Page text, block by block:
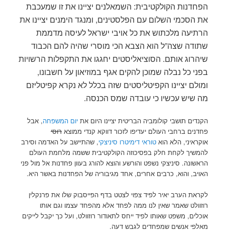
הפחדנות הקולקטיבית: השמאלנים יציינו את זו שמעכבת
את הסכמי השלום עם הפלסטינים, ומנגד הימנים יציינו את
הרתיעה מלכתוש את כל אויבי ישראל לעיסה מדממת
שתודה שצה”ל הוא הצבא הכי מוסרי שהיה להם הכבוד
שיהרוג אותם. הסוציאליסטים יחגגו את התקפלות הרשויות
בפני כל נבלה שמוכן להקים אגף במוזיאון על חשבונו,
ומולם יציינו הקפיטליסטים שזה בכלל לא נקרא קפיטליזם
מה שיש עכשיו כי עובדה שמס הכנסה.
הקנדים תושבי קולומביה הבריטית יציינו היום אתיום המשפחה, אבל
פחדנים ברחבי העולם יעדיפו לזכור דווקא קנדי ממוצארוסי
אוקראיני, הלא הואטוראי דימיטרו סיניצקי, שהתיישב על האדמה וסירב
להמשיך לקחת חלק בפסיכוזה הקולקטיבית ששמה מלחמת העולם
הראשונה. סיניצקי נשפט והורשע והוצא להורג בעוון פחדנות אל מול פני
האויב, והוא, כרבים אחרים, אחד מגיבוריה של הפחדנות באשר היא.
לקראת הערב יאיר לפיד צפוי לצטט בדף הפייסבוק שלו את פרנקלין
רוזוולט שאמר שאין לנו ממה לפחד אלא מהפחד עצמו וגם אותו
אוכלים, משפט שאותו לפיד ייחס לתאודור רוזוולט, ועל כך יקבל לייקים
מאלפי אנשים שמפחדים לגבש דעה.